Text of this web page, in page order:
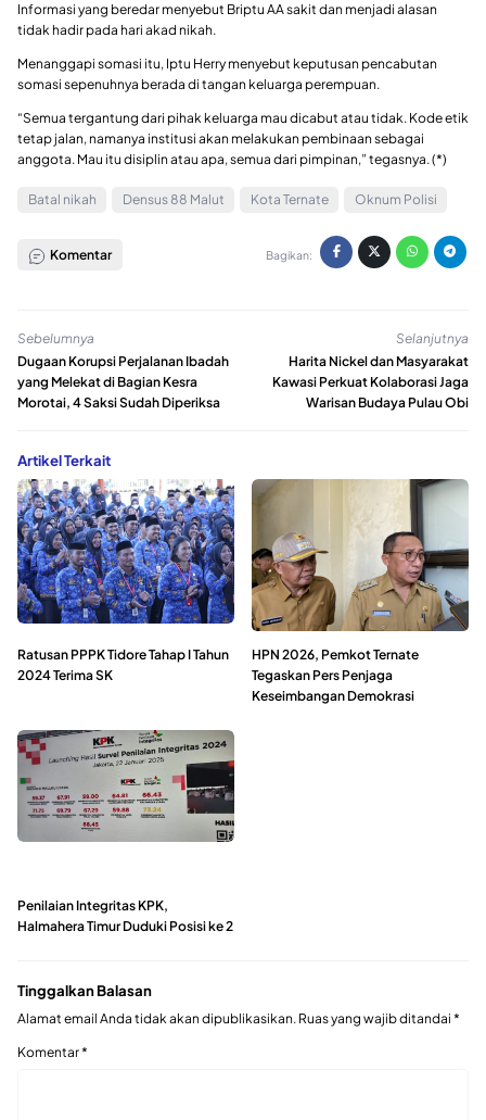
Informasi yang beredar menyebut Briptu AA sakit dan menjadi alasan
tidak hadir pada hari akad nikah.
Menanggapi somasi itu, Iptu Herry menyebut keputusan pencabutan
somasi sepenuhnya berada di tangan keluarga perempuan.
“Semua tergantung dari pihak keluarga mau dicabut atau tidak. Kode etik
tetap jalan, namanya institusi akan melakukan pembinaan sebagai
anggota. Mau itu disiplin atau apa, semua dari pimpinan,” tegasnya. (*)
Batal nikah Densus 88 Malut Kota Ternate Oknum Polisi
Komentar Bagikan:
Sebelumnya
Dugaan Korupsi Perjalanan Ibadah
yang Melekat di Bagian Kesra
Morotai, 4 Saksi Sudah Diperiksa
Selanjutnya
Harita Nickel dan Masyarakat
Kawasi Perkuat Kolaborasi Jaga
Warisan Budaya Pulau Obi
Artikel Terkait
Ratusan PPPK Tidore Tahap I Tahun
2024 Terima SK
HPN 2026, Pemkot Ternate
Tegaskan Pers Penjaga
Keseimbangan Demokrasi
Penilaian Integritas KPK,
Halmahera Timur Duduki Posisi ke 2
Tinggalkan Balasan
Alamat email Anda tidak akan dipublikasikan. Ruas yang wajib ditandai *
Komentar*